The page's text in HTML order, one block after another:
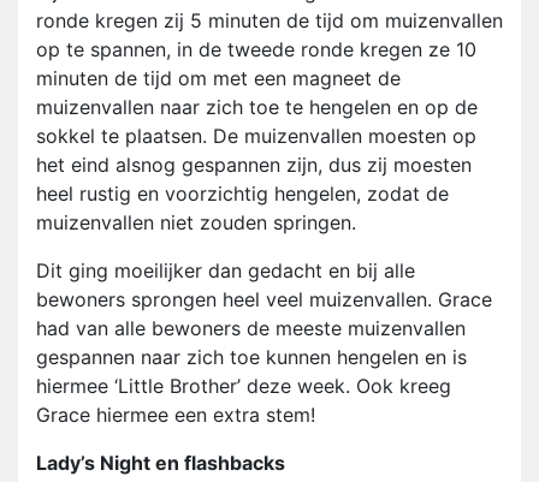
ronde kregen zij 5 minuten de tijd om muizenvallen
op te spannen, in de tweede ronde kregen ze 10
minuten de tijd om met een magneet de
muizenvallen naar zich toe te hengelen en op de
sokkel te plaatsen. De muizenvallen moesten op
het eind alsnog gespannen zijn, dus zij moesten
heel rustig en voorzichtig hengelen, zodat de
muizenvallen niet zouden springen.
Dit ging moeilijker dan gedacht en bij alle
bewoners sprongen heel veel muizenvallen. Grace
had van alle bewoners de meeste muizenvallen
gespannen naar zich toe kunnen hengelen en is
hiermee ‘Little Brother’ deze week. Ook kreeg
Grace hiermee een extra stem!
Lady’s Night en flashbacks